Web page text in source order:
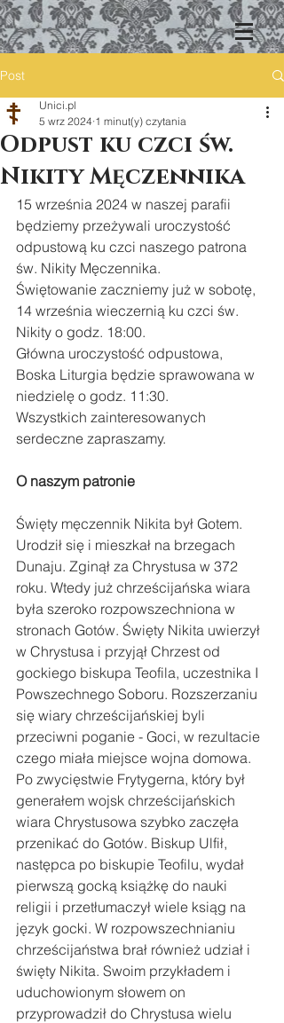
Post
Odpust ku czci św.
Nikity Męczennika
Unici.pl
5 wrz 2024 1 minut(y) czytania
15 września 2024 w naszej parafii
będziemy przeżywali uroczystość
odpustową ku czci naszego patrona
św. Nikity Męczennika.
Świętowanie zaczniemy już w sobotę,
14 września wieczernią ku czci św.
Nikity o godz. 18:00.
Główna uroczystość odpustowa,
Boska Liturgia będzie sprawowana w
niedzielę o godz. 11:30.
Wszystkich zainteresowanych
serdeczne zapraszamy.
O naszym patronie
Święty męczennik Nikita był Gotem.
Urodził się i mieszkał na brzegach
Dunaju. Zginął za Chrystusa w 372
roku. Wtedy już chrześcijańska wiara
była szeroko rozpowszechniona w
stronach Gotów. Święty Nikita uwierzył
w Chrystusa i przyjął Chrzest od
gockiego biskupa Teofila, uczestnika I
Powszechnego Soboru. Rozszerzaniu
się wiary chrześcijańskiej byli
przeciwni poganie - Goci, w rezultacie
czego miała miejsce wojna domowa.
Po zwycięstwie Frytygerna, który był
generałem wojsk chrześcijańskich
wiara Chrystusowa szybko zaczęła
przenikać do Gotów. Biskup Ulfił,
następca po biskupie Teofilu, wydał
pierwszą gocką książkę do nauki
religii i przetłumaczył wiele ksiąg na
język gocki. W rozpowszechnianiu
chrześcijaństwa brał również udział i
święty Nikita. Swoim przykładem i
uduchowionym słowem on
przyprowadził do Chrystusa wielu